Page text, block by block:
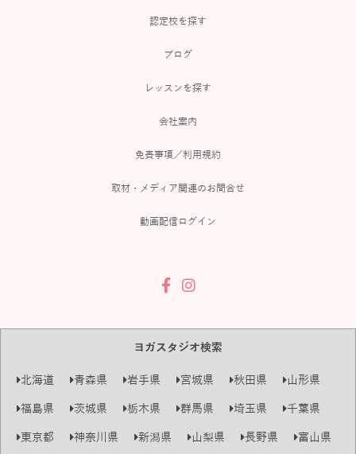
認定校を探す
ブログ
レッスンを探す
会社案内
免責事項／利用規約
取材・メディア関連のお問合せ
動画配信ログイン
ヨガスタジオ検索
北海道 青森県 岩手県 宮城県 秋田県
山形県
福島県
茨城県 栃木県 群馬県 埼玉県
千葉県
東京都
神奈川県 新潟県 山梨県 長野県 富山県